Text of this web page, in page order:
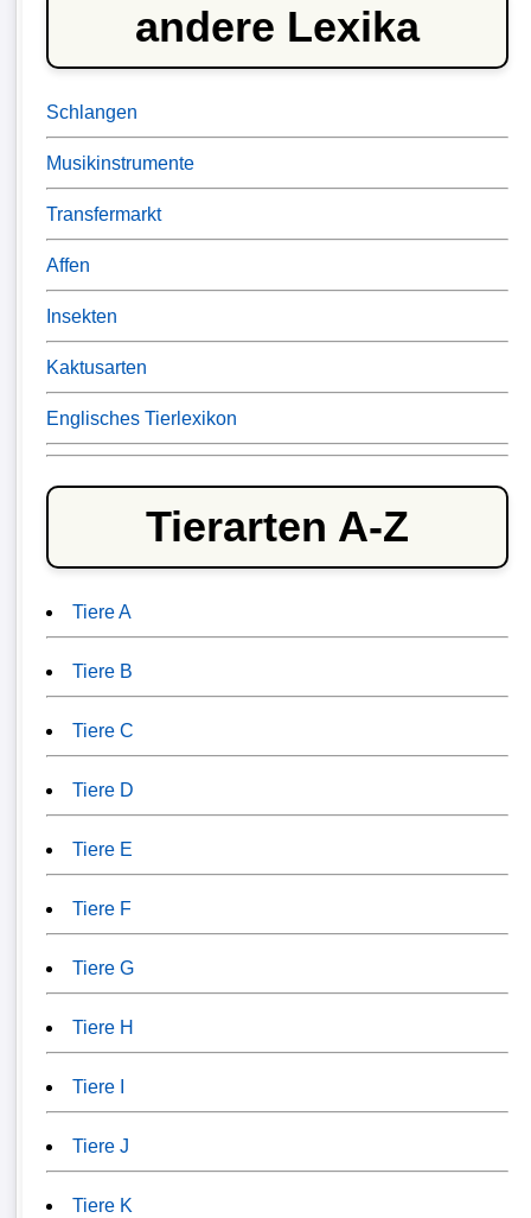
andere Lexika
Schlangen
Musikinstrumente
Transfermarkt
Affen
Insekten
Kaktusarten
Englisches Tierlexikon
Tierarten A-Z
Tiere A
Tiere B
Tiere C
Tiere D
Tiere E
Tiere F
Tiere G
Tiere H
Tiere I
Tiere J
Tiere K